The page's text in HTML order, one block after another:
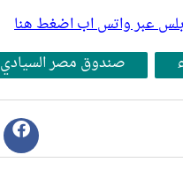
بلس عبر واتس اب اضغط هنا
صندوق مصر السيادي